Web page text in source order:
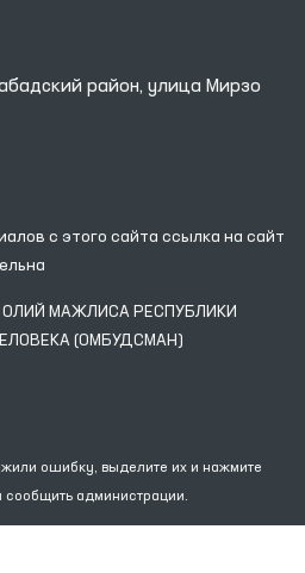
район, улица Мирзо
с этого сайта ссылка на сайт
МАЖЛИСА РЕСПУБЛИКИ
(ОМБУДСМАН)
ошибку, выделите их и нажмите
сообщить администрации.